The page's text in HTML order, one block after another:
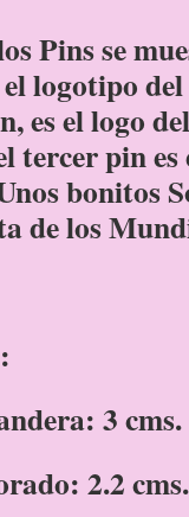
Pins se
logotipo
es el logo
tercer pin
bonitos
de los
3
2.2